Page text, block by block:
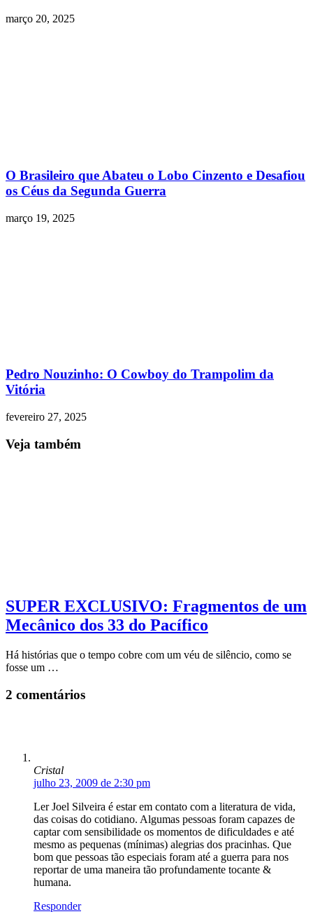
março 20, 2025
O Brasileiro que Abateu o Lobo Cinzento e Desafiou
os Céus da Segunda Guerra
março 19, 2025
Pedro Nouzinho: O Cowboy do Trampolim da
Vitória
fevereiro 27, 2025
Veja também
SUPER EXCLUSIVO: Fragmentos de um
Mecânico dos 33 do Pacífico
Há histórias que o tempo cobre com um véu de silêncio, como se
fosse um …
2 comentários
Cristal
julho 23, 2009 de 2:30 pm
Ler Joel Silveira é estar em contato com a literatura de vida,
das coisas do cotidiano. Algumas pessoas foram capazes de
captar com sensibilidade os momentos de dificuldades e até
mesmo as pequenas (mínimas) alegrias dos pracinhas. Que
bom que pessoas tão especiais foram até a guerra para nos
reportar de uma maneira tão profundamente tocante &
humana.
Responder